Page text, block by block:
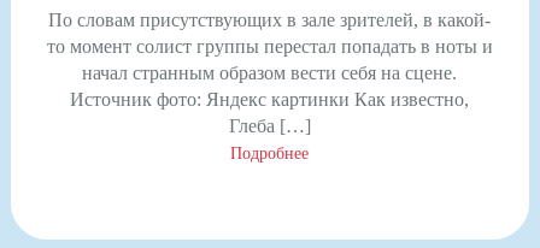
По словам присутствующих в зале зрителей, в какой-
то момент солист группы перестал попадать в ноты и
начал странным образом вести себя на сцене.
Источник фото: Яндекс картинки Как известно,
Глеба […]
Подробнее